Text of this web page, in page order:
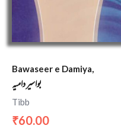
Bawaseer e Damiya,
بواسیر دامیہ
Tibb
₹60.00